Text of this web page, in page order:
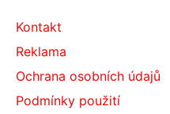
Kontakt
Reklama
Ochrana osobních údajů
Podmínky použití